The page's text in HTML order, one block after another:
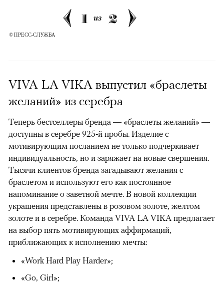
1 из 2
© ПРЕСС-СЛУЖБА
VIVA LA VIKA выпустил «браслеты
желаний» из серебра
Теперь бестселлеры бренда — «браслеты желаний» —
доступны в серебре 925-й пробы. Изделие с
мотивирующим посланием не только подчеркивает
индивидуальность, но и заряжает на новые свершения.
Тысячи клиентов бренда загадывают желания с
браслетом и используют его как постоянное
напоминание о заветной мечте. В новой коллекции
украшения представлены в розовом золоте, желтом
золоте и в серебре. Команда VIVA LA VIKA предлагает
на выбор пять мотивирующих аффирмаций,
приближающих к исполнению мечты:
«Work Hard Play Harder»;
«Go, Girl»;